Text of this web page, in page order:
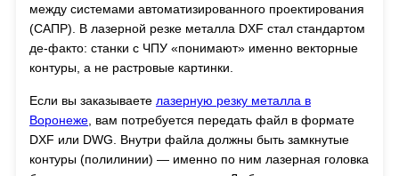
между системами автоматизированного проектирования
(САПР). В лазерной резке металла DXF стал стандартом
де-факто: станки с ЧПУ «понимают» именно векторные
контуры, а не растровые картинки.
Если вы заказываете лазерную резку металла в
Воронеже , вам потребуется передать файл в формате
DXF или DWG. Внутри файла должны быть замкнутые
контуры (полилинии) — именно по ним лазерная головка